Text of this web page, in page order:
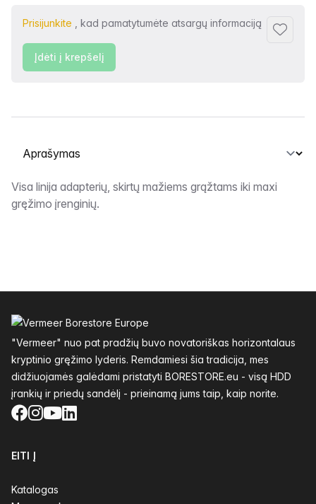
Prisijunkite , kad pamatytumėte atsargų informaciją
Pridėti
Įdėti į krepšelį
Pasirinkite skirtuką
Aprašymas
Visa linija adapterių, skirtų mažiems grąžtams iki maxi
gręžimo įrenginių.
"Vermeer" nuo pat pradžių buvo novatoriškas horizontalaus
kryptinio gręžimo lyderis. Remdamiesi šia tradicija, mes
didžiuojamės galėdami pristatyti BORESTORE.eu - visą HDD
įrankių ir priedų sandėlį - prieinamą jums taip, kaip norite.
Facebook
Instagram
YouTube
LinkedIn
EITI Į
Katalogas